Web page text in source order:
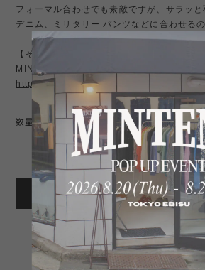
フォーマル合わせでも素敵ですが、サラッ
デニム、ミリタリー パンツなどに合わせるの
【その他】
MINTENSお勧め商品はこちら↓
https://shop.mintens-tokyo.com/
数量
International shipping
Add to cart
日本国内にお住まいの